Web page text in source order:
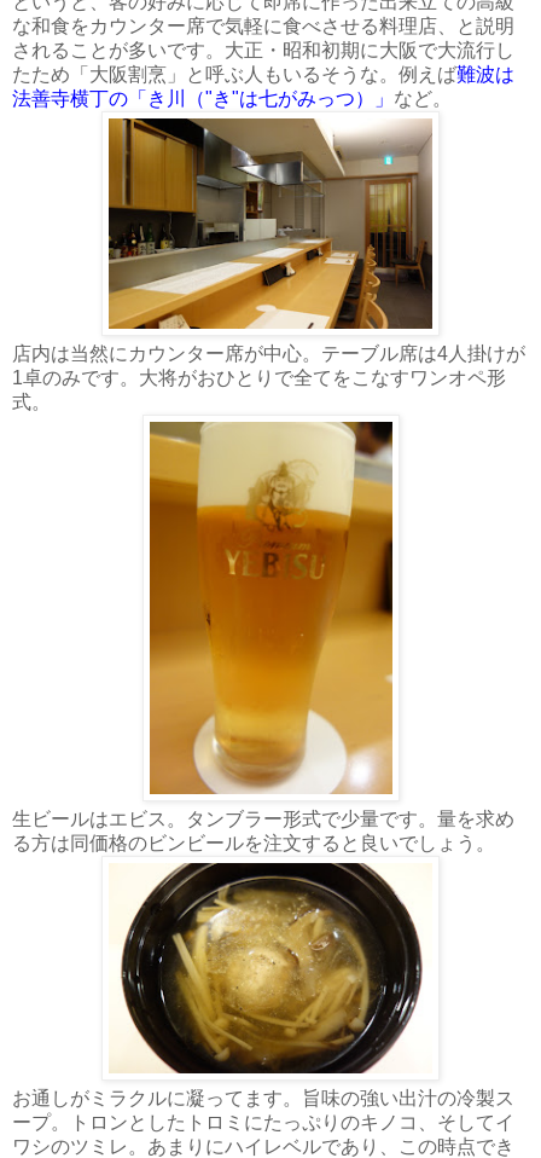
な和食をカウンター席で気軽に食べさせる料理店、と説明
されることが多いです。大正・昭和初期に大阪で大流行し
たため「大阪割烹」と呼ぶ人もいるそうな。例えば難波は
法善寺横丁の「き川（"き"は七がみっつ）」 など。
店内は当然にカウンター席が中心。テーブル席は4人掛けが
1卓のみです。大将がおひとりで全てをこなすワンオペ形
式。
生ビールはエビス。タンブラー形式で少量です。量を求め
る方は同価格のビンビールを注文すると良いでしょう。
お通しがミラクルに凝ってます。旨味の強い出汁の冷製ス
ープ。トロンとしたトロミにたっぷりのキノコ、そしてイ
ワシのツミレ。あまりにハイレベルであり、この時点でき